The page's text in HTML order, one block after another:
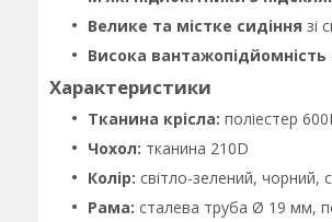
Велике та містке сидіння зі
Висока вантажопідйомність
Характеристики
Тканина крісла: поліестер
Чохол: тканина 210D
Колір: світло-зелений, чорний,
Рама: сталева труба Ø 19 мм,